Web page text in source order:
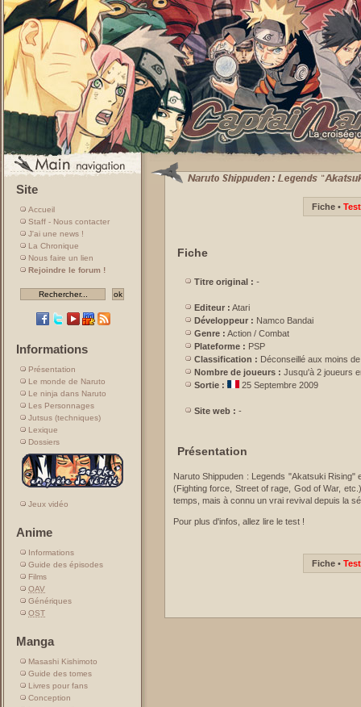
Site
Accueil
Staff - Nous contacter
J'ai une news !
La Chronique
Nous faire un lien
Rejoindre le forum !
Informations
Présentation
Le monde de Naruto
Le ninja dans Naruto
Les Personnages
Jutsus (techniques)
Lexique
Dossiers
Jeux vidéo
Anime
Informations
Guide des épisodes
Films
OAV
Génériques
OST
Manga
Masashi Kishimoto
Guide des tomes
Livres pour fans
Conception
Fiche•
Fiche
Titre original : -
Editeur : Atari
Développeur : Namco Bandai
Genre : Action / Combat
Plateforme : PSP
Classification : Déconseillé aux moins
Nombre de joueurs : Jusqu'à 2 joueurs
Sortie :
25 Septembre 2009
Site web : -
Présentation
Naruto Shippuden : Legends "Akatsuki
(Fighting force, Street of rage, God of War,
temps, mais à connu un vrai revival depuis la
Pour plus d'infos, allez lire le test !
Fiche•